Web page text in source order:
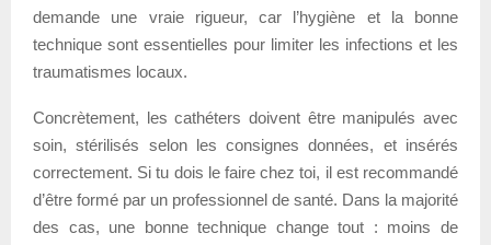
demande une vraie rigueur, car l’hygiène et la bonne
technique sont essentielles pour limiter les infections et les
traumatismes locaux.
Concrètement, les cathéters doivent être manipulés avec
soin, stérilisés selon les consignes données, et insérés
correctement. Si tu dois le faire chez toi, il est recommandé
d’être formé par un professionnel de santé. Dans la majorité
des cas, une bonne technique change tout : moins de